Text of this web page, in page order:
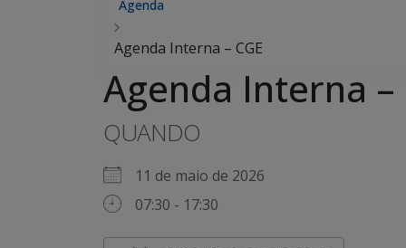
Agenda
Agenda Interna – CGE
Agenda Interna –
QUANDO
11 de maio de 2026
07:30 - 17:30